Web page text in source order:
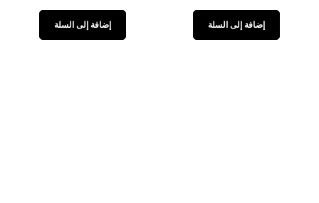
إضافة إلى السلة إضافة إلى السلة